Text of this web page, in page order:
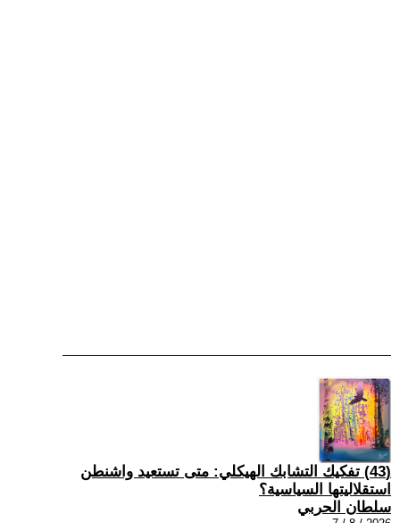
(43) تفكيك التشابك الهيكلي: متى تستعيد واشنطن
استقلاليتها السياسية؟
سلطان الحربي